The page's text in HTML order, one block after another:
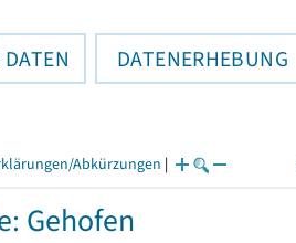
DATENERHEBUNG
Abkürzungen |
Gehofen